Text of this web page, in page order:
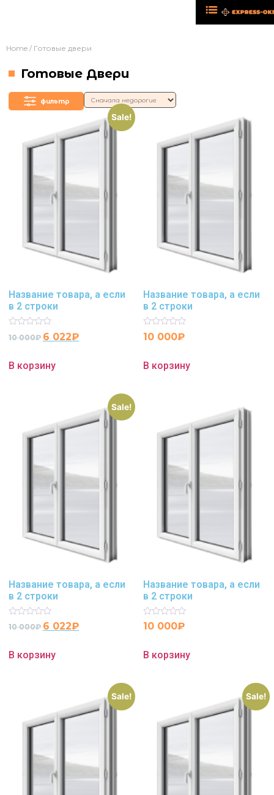
Home / Готовые двери
Готовые Двери
фильтр
Sale!
Название товара, а если
в 2 строки
Rated
0
5
10 000₽ 6 022₽
В корзину
Название товара, а если
в 2 строки
Rated
0
5
10 000₽
В корзину
Sale!
Название товара, а если
в 2 строки
Rated
0
5
10 000₽ 6 022₽
В корзину
Название товара, а если
в 2 строки
Rated
0
5
10 000₽
В корзину
Sale! Sale!